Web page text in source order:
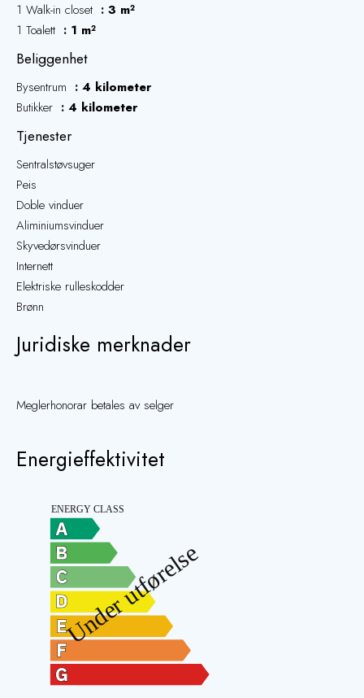
1 Walk-in closet
3 m²
1 Toalett
1 m²
Beliggenhet
Bysentrum
4 kilometer
Butikker
4 kilometer
Tjenester
Sentralstøvsuger
Peis
Doble vinduer
Aliminiumsvinduer
Skyvedørsvinduer
Internett
Elektriske rulleskodder
Brønn
Juridiske merknader
Meglerhonorar betales av selger
Energieffektivitet